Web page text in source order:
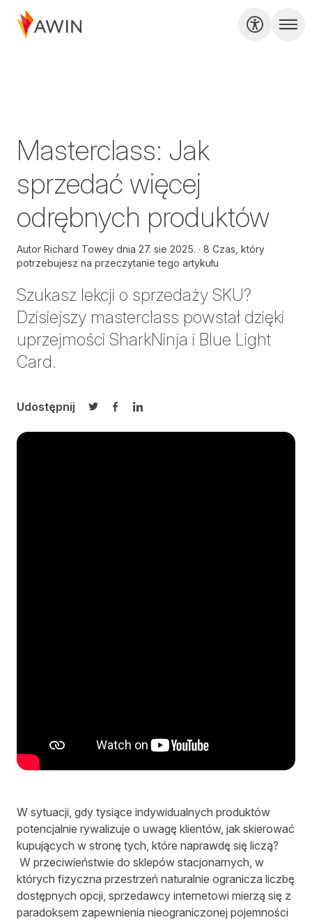
Masterclass: Jak
sprzedać więcej
odrębnych produktów
Autor Richard Towey dnia 27. sie 2025.
8 Czas, który
potrzebujesz na przeczytanie tego artykułu
Szukasz lekcji o sprzedaży SKU?
Dzisiejszy masterclass powstał dzięki
uprzejmości SharkNinja i Blue Light
Card.
Udostępnij
Udostępnij na Twitterze
Udostępnij na Facebooku
Udostępnij na LinkedIn
W sytuacji, gdy tysiące indywidualnych produktów
potencjalnie rywalizuje o uwagę klientów, jak skierować
kupujących w stronę tych, które naprawdę się liczą?
W przeciwieństwie do sklepów stacjonarnych, w
których fizyczna przestrzeń naturalnie ogranicza liczbę
dostępnych opcji, sprzedawcy internetowi mierzą się z
paradoksem zapewnienia nieograniczonej pojemności